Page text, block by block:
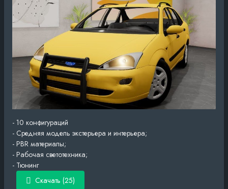
- 10 конфигураций
- Средняя модель экстерьера и интерьера;
- PBR материалы;
- Рабочая светотехника;
- Тюнинг
Скачать (25)